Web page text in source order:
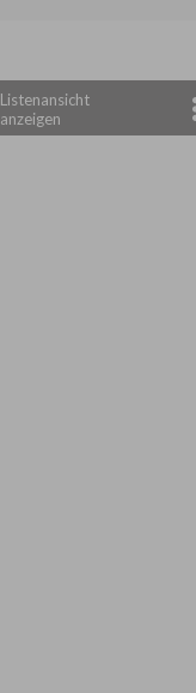
Listenansicht
anzeigen